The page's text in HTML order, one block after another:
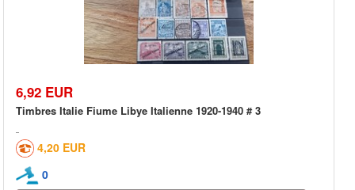
6,92 EUR
Timbres Italie Fiume Libye Italienne 1920-1940 # 3
4,20 EUR
0